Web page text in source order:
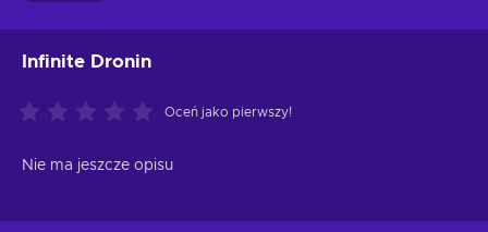
Infinite Dronin
Oceń jako pierwszy!
Nie ma jeszcze opisu